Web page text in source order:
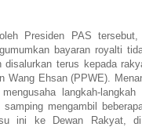
Presiden PAS tersebut,
bayaran royalti
disalurkan terus kepada
Wang Ehsan (PPWE).
langkah-
mengambil
ini ke Dewan Rakyat, di